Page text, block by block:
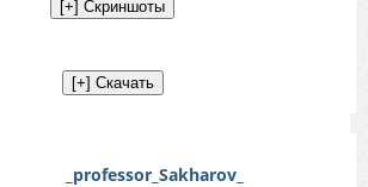
_professor_Sakharov_